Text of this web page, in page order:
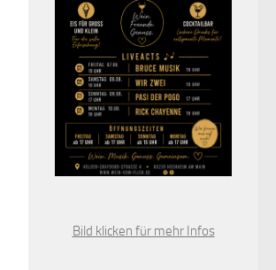
Bild klicken für mehr Infos